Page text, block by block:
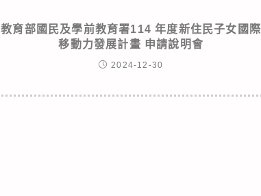
教育部國民及學前教育署114 年度新住民子女國際
移動力發展計畫 申請說明會
2024-12-30